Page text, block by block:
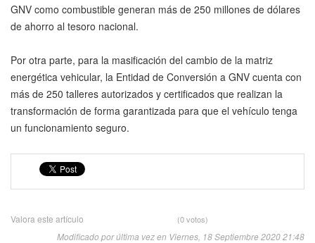
GNV como combustible generan más de 250 millones de dólares
de ahorro al tesoro nacional.
Por otra parte, para la masificación del cambio de la matriz
energética vehicular, la Entidad de Conversión a GNV cuenta con
más de 250 talleres autorizados y certificados que realizan la
transformación de forma garantizada para que el vehículo tenga
un funcionamiento seguro.
Valora este artículo (0 votos)
Modificado por última vez en Viernes, 18 Septiembre 2020 21:48